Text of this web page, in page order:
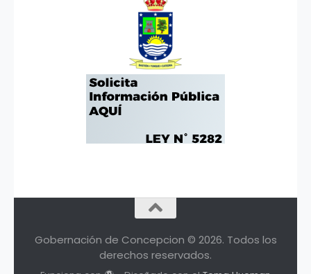
Gobernación de Concepcion © 2026. Todos los
derechos reservados.